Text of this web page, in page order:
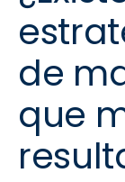
de
que